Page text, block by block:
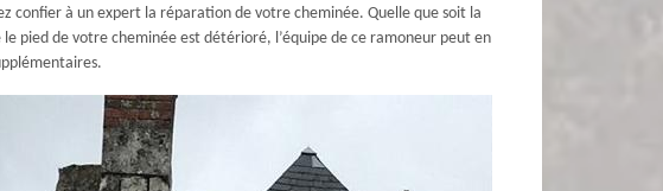
confier à un expert la réparation de votre cheminée. Quelle que soit la
pied de votre cheminée est détérioré, l’équipe de ce ramoneur peut en